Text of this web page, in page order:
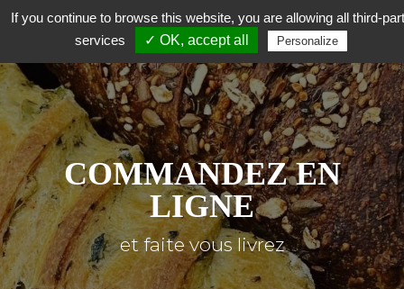
COMMANDEZ EN
LIGNE
et faite vous livrez
If you continue to browse this website, you are allowing all third-
services
✓ OK, accept all Personalize